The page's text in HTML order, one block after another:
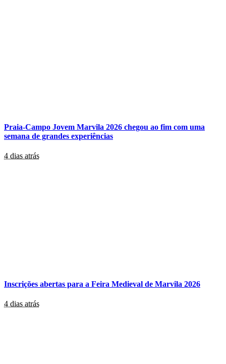
Praia-Campo Jovem Marvila 2026 chegou ao fim com uma
semana de grandes experiências
4 dias atrás
Inscrições abertas para a Feira Medieval de Marvila 2026
4 dias atrás